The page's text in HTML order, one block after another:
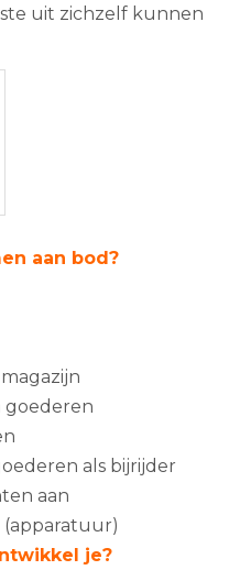
uit zichzelf kunnen
aan bod?
goederen
als bijrijder
aan
je?